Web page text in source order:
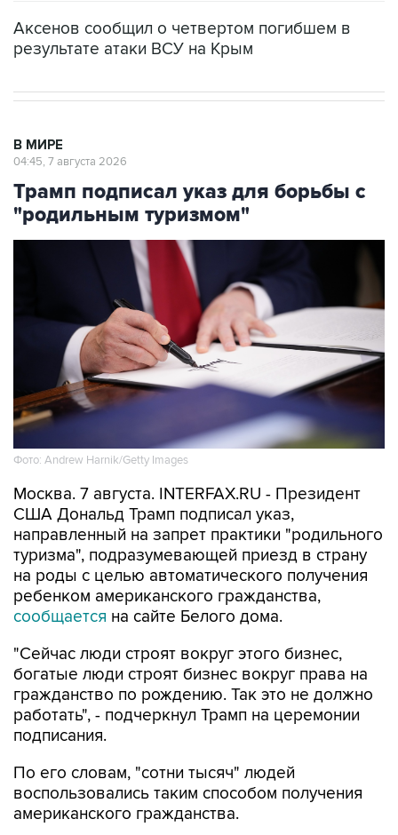
Аксенов сообщил о четвертом погибшем в
результате атаки ВСУ на Крым
В МИРЕ
04:45, 7 августа 2026
Трамп подписал указ для борьбы с
"родильным туризмом"
Фото: Andrew Harnik/Getty Images
Москва. 7 августа. INTERFAX.RU - Президент
США Дональд Трамп подписал указ,
направленный на запрет практики "родильного
туризма", подразумевающей приезд в страну
на роды с целью автоматического получения
ребенком американского гражданства,
сообщается на сайте Белого дома.
"Сейчас люди строят вокруг этого бизнес,
богатые люди строят бизнес вокруг права на
гражданство по рождению. Так это не должно
работать", - подчеркнул Трамп на церемонии
подписания.
По его словам, "сотни тысяч" людей
воспользовались таким способом получения
американского гражданства.